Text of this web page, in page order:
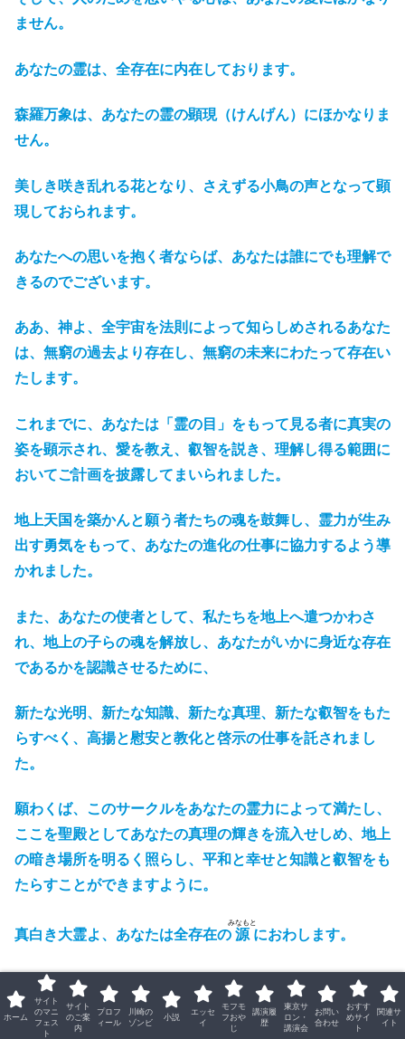
ません。
あなたの霊は、全存在に内在しております。
森羅万象は、あなたの霊の顕現（けんげん）にほかなりま
せん。
美しき咲き乱れる花となり、さえずる小鳥の声となって顕
現しておられます。
あなたへの思いを抱く者ならば、あなたは誰にでも理解で
きるのでございます。
ああ、神よ、全宇宙を法則によって知らしめされるあなた
は、無窮の過去より存在し、無窮の未来にわたって存在い
たします。
これまでに、あなたは「霊の目」をもって見る者に真実の
姿を顕示され、愛を教え、叡智を説き、理解し得る範囲に
おいてご計画を披露してまいられました。
地上天国を築かんと願う者たちの魂を鼓舞し、霊力が生み
出す勇気をもって、あなたの進化の仕事に協力するよう導
かれました。
また、あなたの使者として、私たちを地上へ遣つかわさ
れ、地上の子らの魂を解放し、あなたがいかに身近な存在
であるかを認識させるために、
新たな光明、新たな知識、新たな真理、新たな叡智をもた
らすべく、高揚と慰安と教化と啓示の仕事を託されまし
た。
願わくば、このサークルをあなたの霊力によって満たし、
ここを聖殿としてあなたの真理の輝きを流入せしめ、地上
の暗き場所を明るく照らし、平和と幸せと知識と叡智をも
たらすことができますように。
真白き大霊よ、あなたは全存在の 源
みなもと
におわします。
あなたは始まりです。あなたは終極です。
すべてのものに存在し、すべての層に顕現しておられま
ホーム
サイト
のマニ
フェス
ト
サイト
のご案
内
プロフ
ィール
川崎の
ゾンビ
小説
エッセ
イ
モフモ
フおや
じ
講演履
歴
東京サ
ロン・
講演会
お問い
合わせ
おすす
めサイ
ト
関連サ
イト